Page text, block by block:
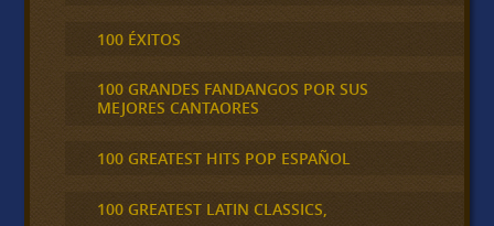
100 ÉXITOS
100 GRANDES FANDANGOS POR SUS
MEJORES CANTAORES
100 GREATEST HITS POP ESPAÑOL
100 GREATEST LATIN CLASSICS,